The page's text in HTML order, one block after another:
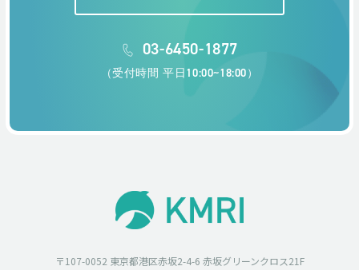
03-6450-1877
（受付時間 平日10:00~18:00）
〒107-0052 東京都港区赤坂2-4-6 赤坂グリーンクロス21F